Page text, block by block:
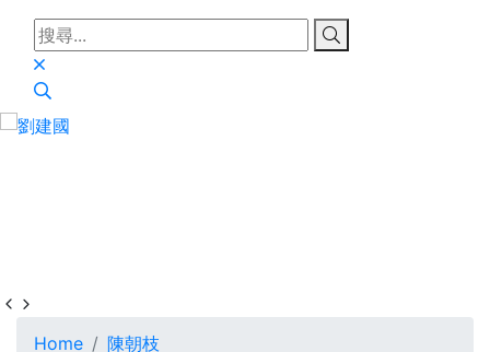
Home
陳朝枝